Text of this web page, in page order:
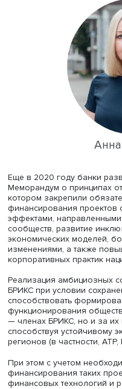
свои обязательства
году, снизив их на
поставленные главой
выбросу к 2060 году»,
«По результатам
22–24 августа,
приверженность
активизации
отметила в
Центра
(ESG-центр),
Управление
Еще в 2020 году банки